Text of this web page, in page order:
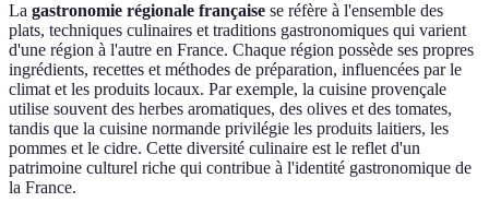
La gastronomie régionale française se réfère à l'ensemble des
plats, techniques culinaires et traditions gastronomiques qui varient
d'une région à l'autre en France. Chaque région possède ses propres
ingrédients, recettes et méthodes de préparation, influencées par le
climat et les produits locaux. Par exemple, la cuisine provençale
utilise souvent des herbes aromatiques, des olives et des tomates,
tandis que la cuisine normande privilégie les produits laitiers, les
pommes et le cidre. Cette diversité culinaire est le reflet d'un
patrimoine culturel riche qui contribue à l'identité gastronomique de
la France.